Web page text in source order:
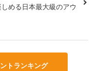
める日本最大級のアウ
トランキング